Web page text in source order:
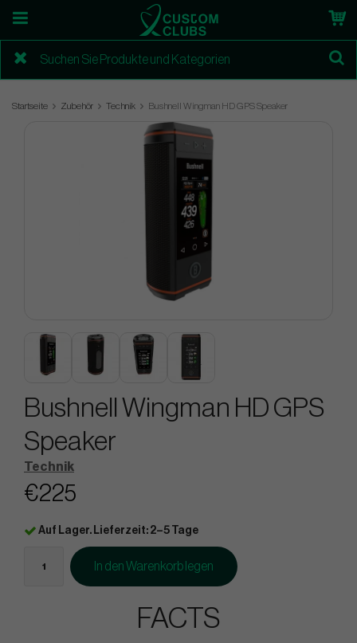
Startseite Zubehör Technik Bushnell Wingman HD GPS Speaker
Bushnell Wingman HD GPS
Speaker
Technik
€225
Auf Lager. Lieferzeit: 2–5 Tage
In den Warenkorb legen
FACTS